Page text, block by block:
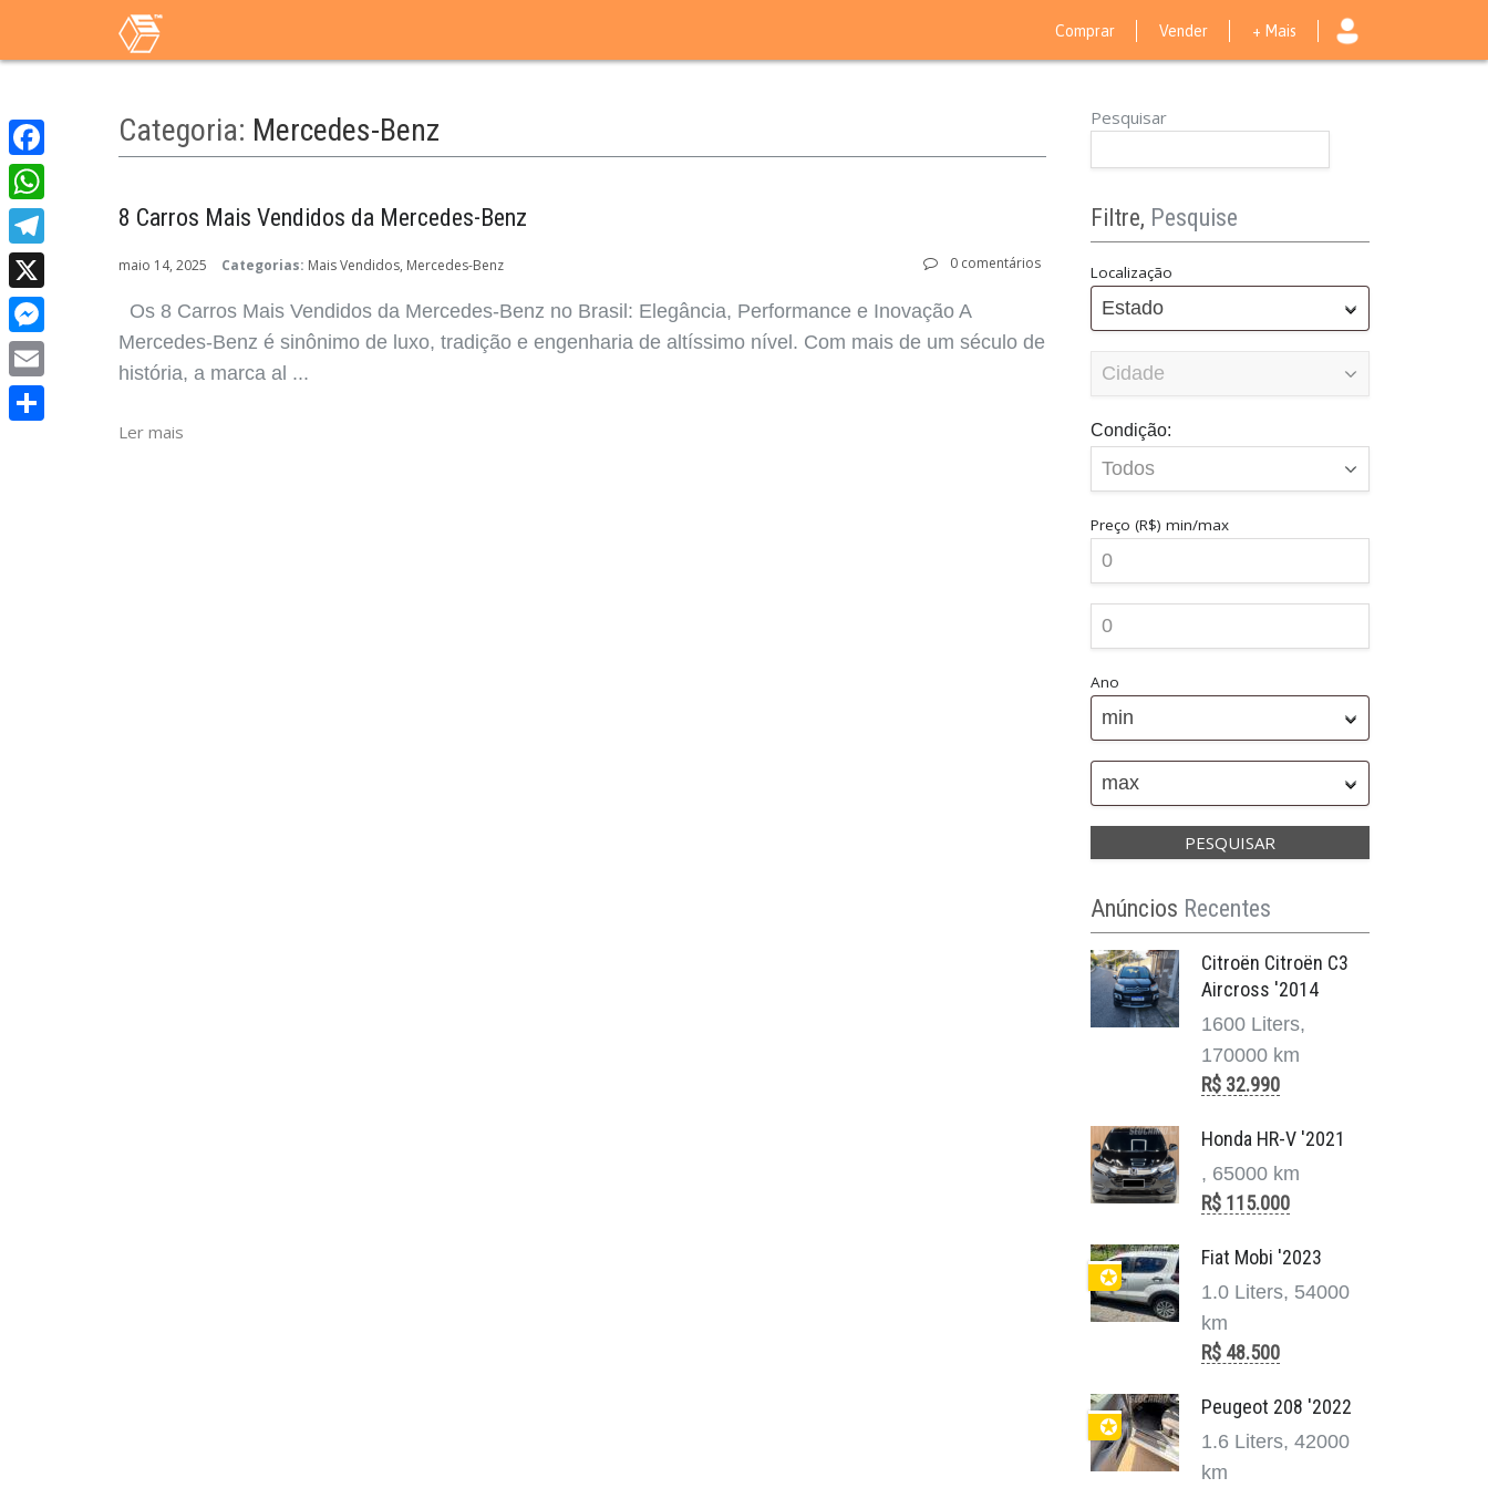
Comprar Vender + Mais
Categoria: Mercedes-Benz
8 Carros Mais Vendidos da Mercedes-Benz
0 comentários
maio 14, 2025 Categorias: Mais Vendidos Mercedes-Benz
Os 8 Carros Mais Vendidos da Mercedes-Benz no Brasil: Elegância, Performance e Inovação A
Mercedes-Benz é sinônimo de luxo, tradição e engenharia de altíssimo nível. Com mais de um século de
história, a marca al ...
Ler mais
Pesquisar
Filtre, Pesquise
Localização
Estado
Condição:
Preço (R$) min/max
Ano
min
max
Anúncios Recentes
Citroën Citroën C3
Aircross '2014
1600 Liters,
170000 km
R$ 32.990
Honda HR-V '2021
, 65000 km
R$ 115.000
✪
Fiat Mobi '2023
1.0 Liters, 54000
km
R$ 48.500
✪
Peugeot 208 '2022
1.6 Liters, 42000
km
Facebook
WhatsApp
Telegram
X
Messenger
Email